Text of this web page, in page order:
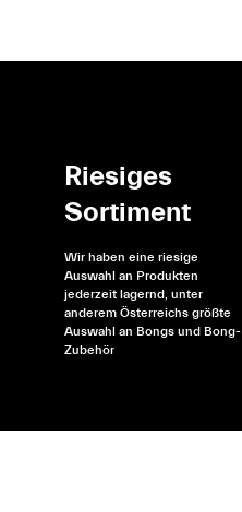
Riesiges
Sortiment
Wir haben eine riesige
Auswahl an Produkten
jederzeit lagernd, unter
anderem Österreichs größte
Auswahl an Bongs und Bong-
Zubehör